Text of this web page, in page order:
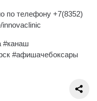
по телефону +7(8352)
#канаш
#афишачебоксары